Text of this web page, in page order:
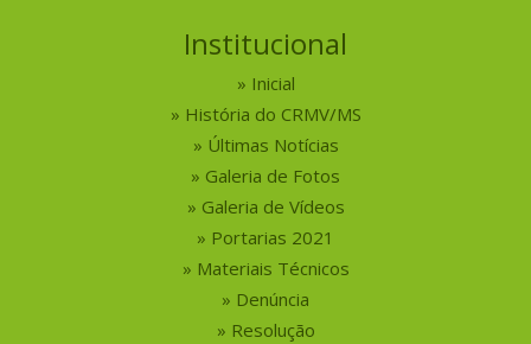
Institucional
Inicial
História do CRMV/MS
Últimas Notícias
Galeria de Fotos
Galeria de Vídeos
Portarias 2021
Materiais Técnicos
Denúncia
Resolução